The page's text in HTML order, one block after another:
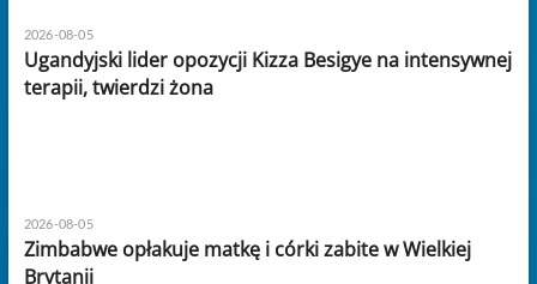
2026-08-05
Ugandyjski lider opozycji Kizza Besigye na intensywnej
terapii, twierdzi żona
2026-08-05
Zimbabwe opłakuje matkę i córki zabite w Wielkiej
Brytanii